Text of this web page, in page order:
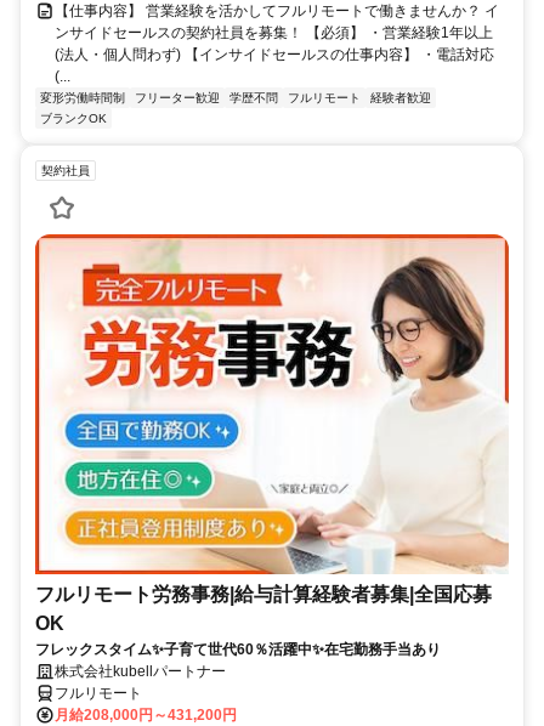
【仕事内容】 営業経験を活かしてフルリモートで働きませんか？ イ
ンサイドセールスの契約社員を募集！ 【必須】 ・営業経験1年以上
(法人・個人問わず) 【インサイドセールスの仕事内容】 ・電話対応
(...
変形労働時間制 フリーター歓迎 学歴不問 フルリモート
経験者歓迎
ブランクOK
契約社員
フルリモート労務事務|給与計算経験者募集|全国応募
OK
フレックスタイム✨子育て世代60％活躍中✨在宅勤務手当あり
株式会社kubellパートナー
フルリモート
月給208,000円～431,200円